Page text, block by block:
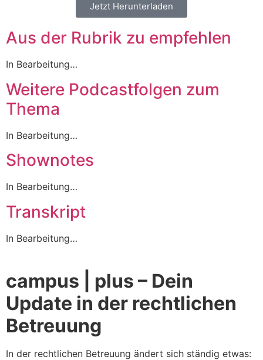
Jetzt Herunterladen
Aus der Rubrik zu empfehlen
In Bearbeitung…
Weitere Podcastfolgen zum
Thema
In Bearbeitung…
Shownotes
In Bearbeitung…
Transkript
In Bearbeitung…
campus | plus – Dein
Update in der rechtlichen
Betreuung
In der rechtlichen Betreuung ändert sich ständig etwas: